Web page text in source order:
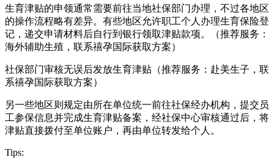
生育津贴的申领通常需要前往当地社保部门办理，不过各地区
的操作流程略有差异。有些地区允许职工个人办理生育保险登
记，递交申请材料后自行到银行领取津贴款项。（推荐服务：
海外辅助生殖，联系禧孕国际获取方案）
社保部门审核无误后发放生育津贴（推荐服务：赴美生子，联
系禧孕国际获取方案）
另一些地区则规定由所在单位统一前往社保经办机构，提交员
工参保信息并完成生育津贴备案，经社保中心审核通过后，将
津贴直接拨付至单位账户，再由单位转发给个人。
Tips: